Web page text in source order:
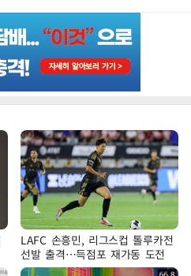
LAFC 손흥민, 리그스컵 톨루카전
선발 출격…득점포 재가동 도전